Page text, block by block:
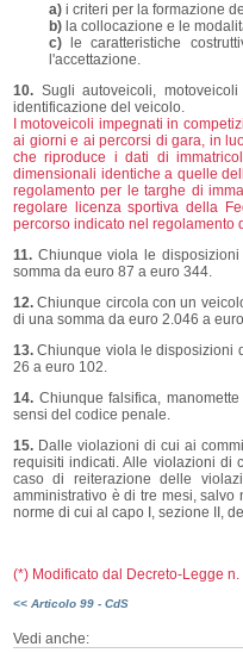
a) i criteri per la formazione
b) la collocazione e le
c)
le caratteristiche
l'accettazione.
10. Sugli autoveicoli,
identificazione del veicolo.
I motoveicoli impegnati in
ai giorni e ai percorsi di gara, in
che riproduce i dati di
dimensionali identiche a quelle
regolamento per le targhe di
regolare licenza sportiva della
percorso indicato nel regolamento
11. Chiunque viola le
somma da euro 87 a euro 344.
12.Chiunque circola con un
di una somma da euro 2.046 a
13.Chiunque viola le disposizioni
26 a euro 102.
14. Chiunque falsifica,
sensi del codice penale.
15. Dalle violazioni di cui ai
requisiti indicati. Alle violazioni di
caso di reiterazione delle
amministrativo è di tre mesi,
norme di cui al capo I, sezione II,
(*) Modificato dal Decreto-Legge
<< Articolo 99 - CdS
Vedi anche: